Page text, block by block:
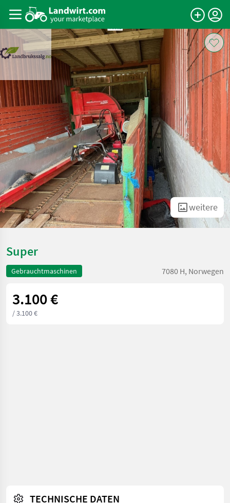
weitere
Super
Gebrauchtmaschinen 7080 H, Norwegen
3.100 €
/ 3.100 €
TECHNISCHE DATEN